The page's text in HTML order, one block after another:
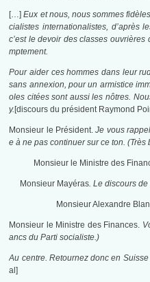
[…]Eux et nous, nous sommes
cialistes internationalistes, d’après
c’est le devoir des classes ouvrières
mptement.
Pour aider ces hommes dans leur
sans annexion, pour un armistice
oles citées sont aussi les nôtres.
y. [discours du président Raymond
Monsieur le Président.Je vous
e à ne pas continuer sur ce ton. (Très
Monsieur le Ministre des
Monsieur Mayéras. Le discours
Monsieur Alexandre
Monsieur le Ministre des Finances.
ancs du Parti socialiste.)
Au centre. Retournez donc en Suisse
al]